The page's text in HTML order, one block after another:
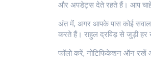
और अपडेट्स देते रहते हैं। आप चाहें
अंत में, अगर आपके पास कोई सवाल
करते हैं। राहुल द्रविड़ से जुड़ी
फॉलो करें, नोटिफिकेशन ऑन रखें